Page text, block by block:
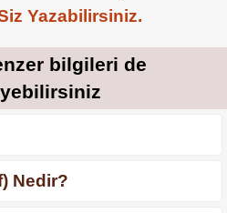
Yazabilirsiniz.
bilgileri de
Nedir?